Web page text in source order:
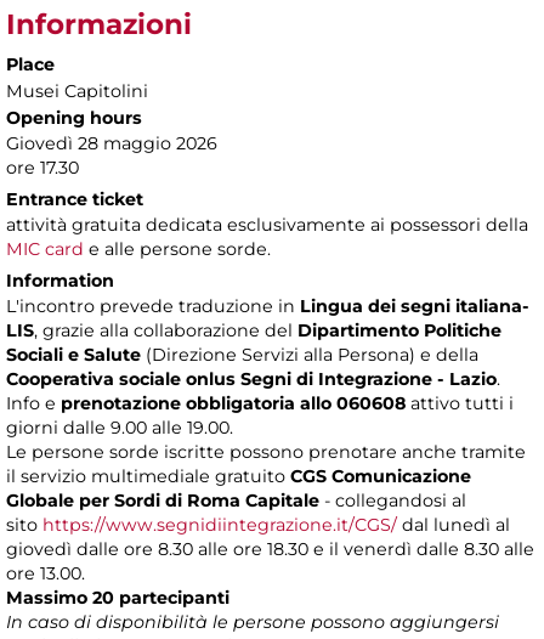
Informazioni
Place
Musei Capitolini
Opening hours
Giovedì 28 maggio 2026
ore 17.30
Entrance ticket
attività gratuita dedicata esclusivamente ai possessori della
MIC card e alle persone sorde.
Information
L'incontro prevede traduzione in Lingua dei segni italiana-
LIS, grazie alla collaborazione del Dipartimento Politiche
Sociali e Salute (Direzione Servizi alla Persona) e della
Cooperativa sociale onlus Segni di Integrazione - Lazio.
Info e prenotazione obbligatoria allo 060608 attivo tutti i
giorni dalle 9.00 alle 19.00.
Le persone sorde iscritte possono prenotare anche tramite
il servizio multimediale gratuito CGS Comunicazione
Globale per Sordi di Roma Capitale - collegandosi al
sito https://www.segnidiintegrazione.it/CGS/dal lunedì al
giovedì dalle ore 8.30 alle ore 18.30 e il venerdì dalle 8.30 alle
ore 13.00.
Massimo 20 partecipanti
In caso di disponibilità le persone possono aggiungersi